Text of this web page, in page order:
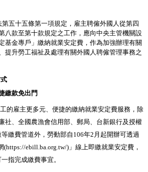
十五條第一項規定，雇主聘僱外國人從第四
八款至第十款規定之工作，應向中央主管機關設
基金專戶」繳納就業安定費，作為加強辦理有關
提升勞工福祉及處理有關外國人聘僱管理事務之
繳款免出門
的雇主更多元、便捷的繳納就業安定費服務，除
社、全國農漁會信用部、郵局、台新銀行及授權
繳費管道外，勞動部自 106年2 月起開辦可透過
(https://ebill.ba.org.tw/) 」線上即繳就業安定費，
指完成繳費事宜。